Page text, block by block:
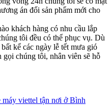
án đổi sản phẩm mới cho
khách hàng có nhu cầu lắp
tôi đều có thể phục vụ. Dù
kể các ngày lễ tết mưa gió
gọi chúng tôi, nhân viên sẽ hỗ
viettel tận nơi ở Bình